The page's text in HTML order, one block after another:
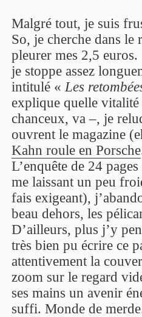
Malgré tout, je suis
So, je cherche dans le
pleurer mes 2,5
je stoppe assez
intitulé « Les
explique quelle
chanceux, va –, je
ouvrent le magazine
Kahn roule en Porsche
L’enquête de 24
me laissant un peu
fais exigeant),
beau dehors, les
D’ailleurs, plus j’y
très bien pu écrire ce
attentivement la
zoom sur le regard
ses mains un avenir
suffi. Monde de